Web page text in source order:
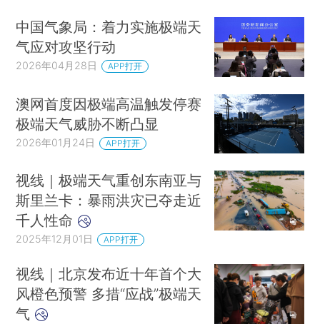
中国气象局：着力实施极端天
气应对攻坚行动
2026年04月28日 APP打开
澳网首度因极端高温触发停赛
极端天气威胁不断凸显
2026年01月24日 APP打开
视线｜极端天气重创东南亚与
斯里兰卡：暴雨洪灾已夺走近
千人性命
2025年12月01日 APP打开
视线｜北京发布近十年首个大
风橙色预警 多措“应战”极端天
气